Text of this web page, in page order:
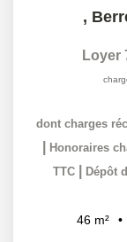
,
Loyer
dont charges
Honoraires
TTC
Dépôt
46 m²